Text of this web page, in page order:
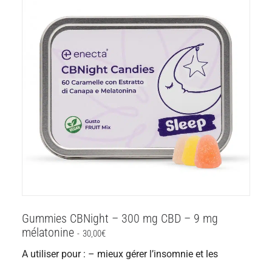
Gummies CBNight – 300 mg CBD – 9 mg
mélatonine
30,00€
A utiliser pour : – mieux gérer l’insomnie et les